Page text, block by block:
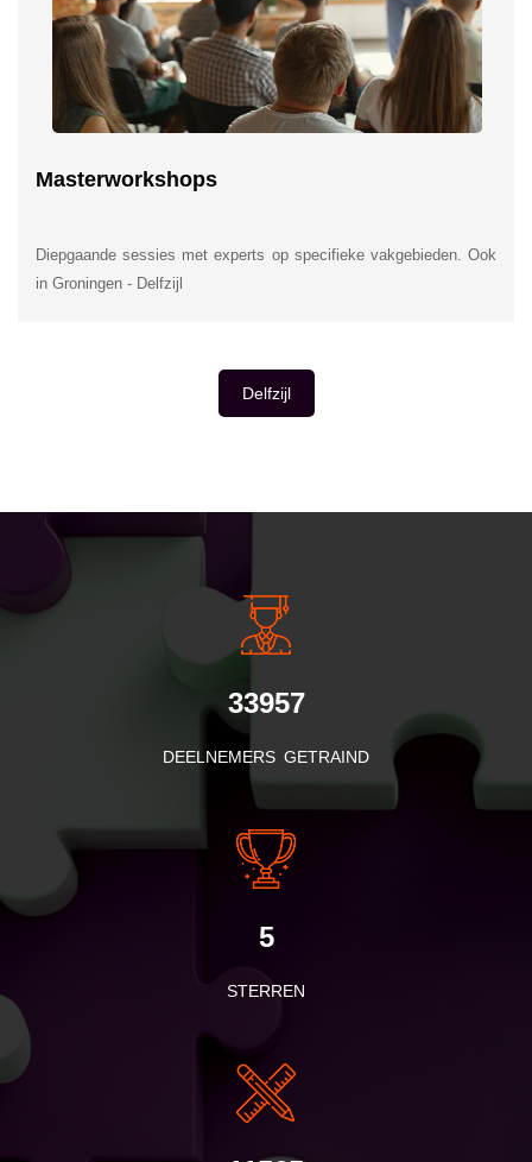
Masterworkshops
Diepgaande sessies met experts op specifieke vakgebieden. Ook
in Groningen - Delfzijl
Delfzijl
INSIDE INFORMATIE
33957
DEELNEMERS GETRAIND
5
STERREN